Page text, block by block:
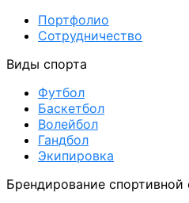
Портфолио
Сотрудничество
Виды спорта
Футбол
Баскетбол
Волейбол
Гандбол
Экипировка
Брендирование